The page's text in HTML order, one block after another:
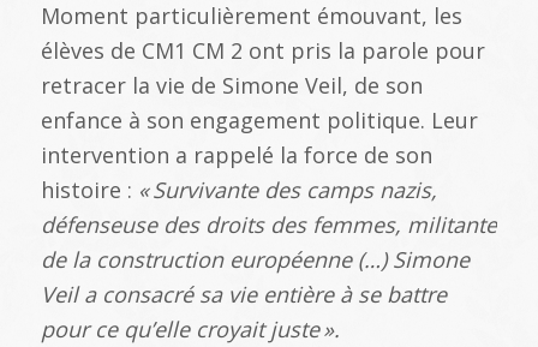
Moment particulièrement émouvant, les
élèves de CM1 CM 2 ont pris la parole pour
retracer la vie de Simone Veil, de son
enfance à son engagement politique. Leur
intervention a rappelé la force de son
histoire : «Survivante des camps nazis,
défenseuse des droits des femmes, militante
de la construction européenne (…) Simone
Veil a consacré sa vie entière à se battre
pour ce qu’elle croyait juste».